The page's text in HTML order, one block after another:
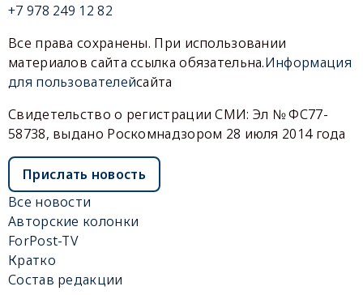
+7 978 249 12 82
Все права сохранены. При использовании
материалов сайта ссылка обязательна.Информация
для пользователейсайта
Свидетельство о регистрации СМИ: Эл № ФС77-
58738, выдано Роскомнадзором 28 июля 2014 года
Прислать новость
Все новости
Авторские колонки
ForPost-TV
Кратко
Состав редакции